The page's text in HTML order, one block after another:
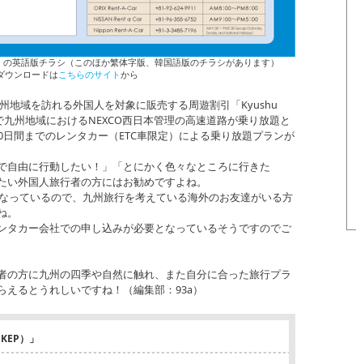
英語版チラシ（このほか繁体字版、韓国語版のチラシがあります）
ウンロードは こちらのサイトから
地域を訪れる外国人を対象に販売する周遊割引「Kyushu
州地域におけるNEXCO西日本管理の高速道路が乗り放題と
間までのレンタカー（ETC車限定）による乗り放題プランが
自由に行動したい！」「とにかく色々なところに行きた
外国人旅行者の方にはお勧めですよね。
っているので、九州旅行を考えている海外のお友達がいる方
タカー会社での申し込みが必要となっているそうですのでご
の方に九州の四季や自然に触れ、また自分に合った旅行プラ
るとうれしいですね！（編集部：93a）
）」